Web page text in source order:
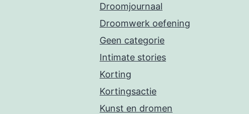
Droomjournaal
Droomwerk oefening
Geen categorie
Intimate stories
Korting
Kortingsactie
Kunst en dromen